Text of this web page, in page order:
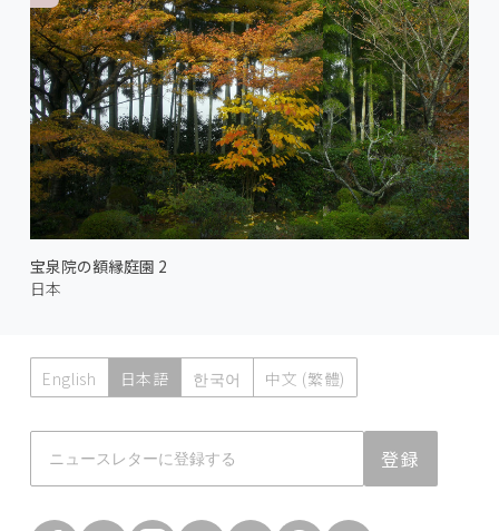
宝泉院の額縁庭園 2
日本
English 日本語 한국어 中文 (繁體)
登録